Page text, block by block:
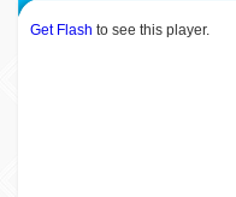
Get Flash to see this player.
KHÁCH HÀNG